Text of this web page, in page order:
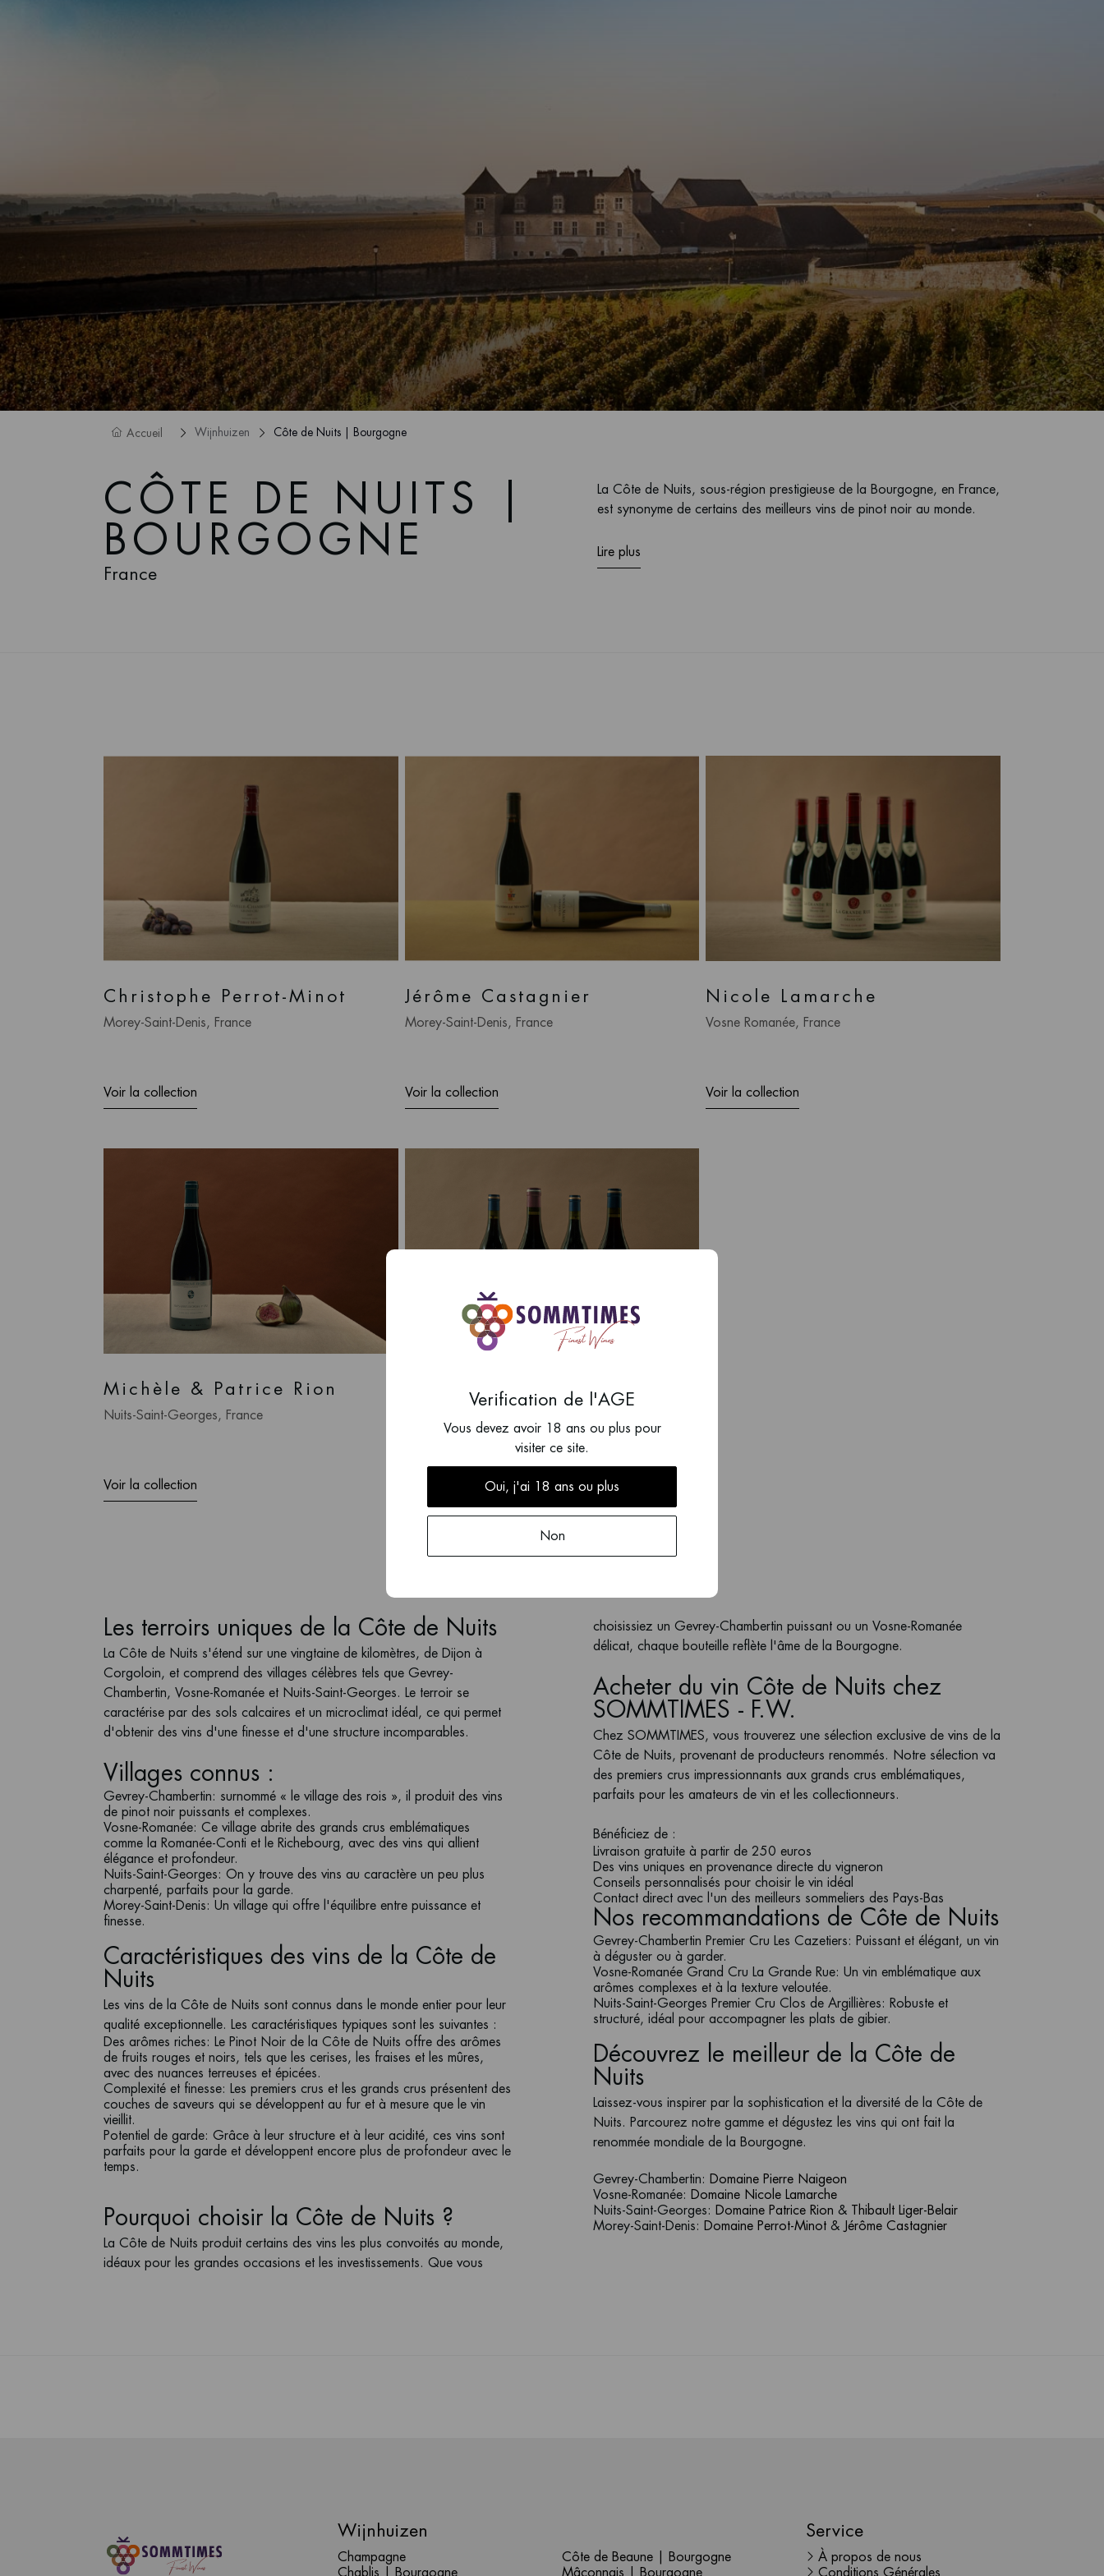
Accueil Wijnhuizen Côte de Nuits | Bourgogne
CÔTE DE NUITS |
BOURGOGNE
France
La Côte de Nuits, sous-région prestigieuse de la Bourgogne, en France,
est synonyme de certains des meilleurs vins de pinot noir au monde.
Lire plus
Christophe Perrot-Minot
Morey-Saint-Denis, France
Voir la collection
Jérôme Castagnier
Morey-Saint-Denis, France
Voir la collection
Nicole Lamarche
Vosne Romanée, France
Voir la collection
Michèle & Patrice Rion
Nuits-Saint-Georges, France
Voir la collection
Thibault Liger-Belair
Voir la collection
Les terroirs uniques de la Côte de Nuits
La Côte de Nuits s'étend sur une vingtaine de kilomètres, de Dijon à
Corgoloin, et comprend des villages célèbres tels que Gevrey-
Chambertin, Vosne-Romanée et Nuits-Saint-Georges. Le terroir se
caractérise par des sols calcaires et un microclimat idéal, ce qui permet
d'obtenir des vins d'une finesse et d'une structure incomparables.
Villages connus :
Gevrey-Chambertin: surnommé « le village des rois », il produit des vins
de pinot noir puissants et complexes.
Vosne-Romanée: Ce village abrite des grands crus emblématiques
comme la Romanée-Conti et le Richebourg, avec des vins qui allient
élégance et profondeur.
Nuits-Saint-Georges: On y trouve des vins au caractère un peu plus
charpenté, parfaits pour la garde.
Morey-Saint-Denis: Un village qui offre l'équilibre entre puissance et
finesse.
Caractéristiques des vins de la Côte de
Nuits
Les vins de la Côte de Nuits sont connus dans le monde entier pour leur
qualité exceptionnelle. Les caractéristiques typiques sont les suivantes :
Des arômes riches: Le Pinot Noir de la Côte de Nuits offre des arômes
de fruits rouges et noirs, tels que les cerises, les fraises et les mûres,
avec des nuances terreuses et épicées.
Complexité et finesse: Les premiers crus et les grands crus présentent des
couches de saveurs qui se développent au fur et à mesure que le vin
vieillit.
Potentiel de garde: Grâce à leur structure et à leur acidité, ces vins sont
parfaits pour la garde et développent encore plus de profondeur avec le
temps.
Pourquoi choisir la Côte de Nuits ?
La Côte de Nuits produit certains des vins les plus convoités au monde,
idéaux pour les grandes occasions et les investissements. Que vous
choisissiez un Gevrey-Chambertin puissant ou un Vosne-Romanée
délicat, chaque bouteille reflète l'âme de la Bourgogne.
Acheter du vin Côte de Nuits chez
SOMMTIMES - F.W.
Chez SOMMTIMES, vous trouverez une sélection exclusive de vins de la
Côte de Nuits, provenant de producteurs renommés. Notre sélection va
des premiers crus impressionnants aux grands crus emblématiques,
parfaits pour les amateurs de vin et les collectionneurs.
Bénéficiez de :
Livraison gratuite à partir de 250 euros
Des vins uniques en provenance directe du vigneron
Conseils personnalisés pour choisir le vin idéal
Contact direct avec l'un des meilleurs sommeliers des Pays-Bas
Nos recommandations de Côte de Nuits
Gevrey-Chambertin Premier Cru Les Cazetiers: Puissant et élégant, un vin
à déguster ou à garder.
Vosne-Romanée Grand Cru La Grande Rue: Un vin emblématique aux
arômes complexes et à la texture veloutée.
Nuits-Saint-Georges Premier Cru Clos de Argillières: Robuste et
structuré, idéal pour accompagner les plats de gibier.
Découvrez le meilleur de la Côte de
Nuits
Laissez-vous inspirer par la sophistication et la diversité de la Côte de
Nuits. Parcourez notre gamme et dégustez les vins qui ont fait la
renommée mondiale de la Bourgogne.
Gevrey-Chambertin: Domaine Pierre Naigeon
Vosne-Romanée: Domaine Nicole Lamarche
Nuits-Saint-Georges: Domaine Patrice Rion & Thibault Liger-Belair
Morey-Saint-Denis: Domaine Perrot-Minot & Jérôme Castagnier
Wijnhuizen
Champagne
Chablis | Bourgogne
Côte de Beaune | Bourgogne
Mâconnais | Bourgogne
Service
À propos de nous
Conditions Générales
Verification de l'AGE
Vous devez avoir 18 ans ou plus pour
visiter ce site.
Oui, j'ai 18 ans ou plus
Non